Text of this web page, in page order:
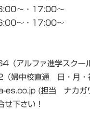
～・17:00～
～・17:00～
アルファ進学スクー
婦中校直通 日・月・
es.co.jp (担当 ナカガ
せ下さい！